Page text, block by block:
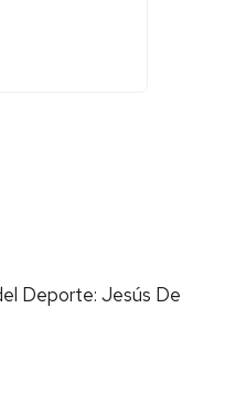
Deporte: Jesús De